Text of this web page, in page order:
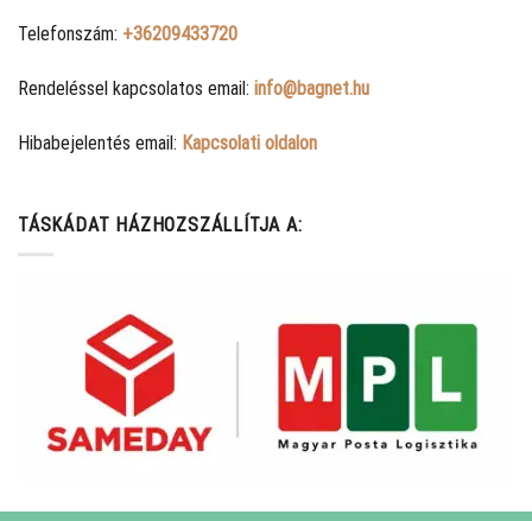
Telefonszám: +36209433720
Rendeléssel kapcsolatos email: info@bagnet.hu
Hibabejelentés email: Kapcsolati oldalon
TÁSKÁDAT HÁZHOZSZÁLLÍTJA A: